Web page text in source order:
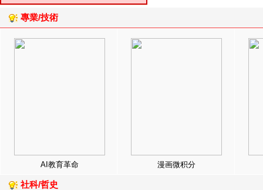
專業/技術
AI教育革命 漫画微积分
社科/哲史